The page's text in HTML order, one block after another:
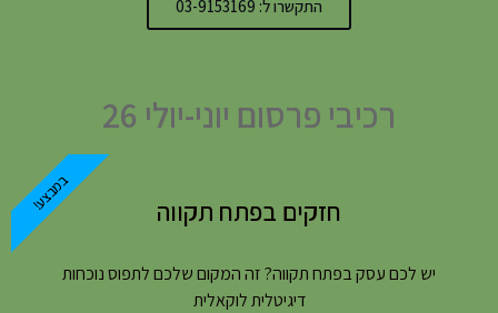
התקשרו ל: 03-9153169
רכיבי פרסום יוני-יולי 26
חזקים בפתח תקווה
יש לכם עסק בפתח תקווה? זה המקום שלכם לתפוס נוכחות
דיגיטלית לוקאלית
במבצע!